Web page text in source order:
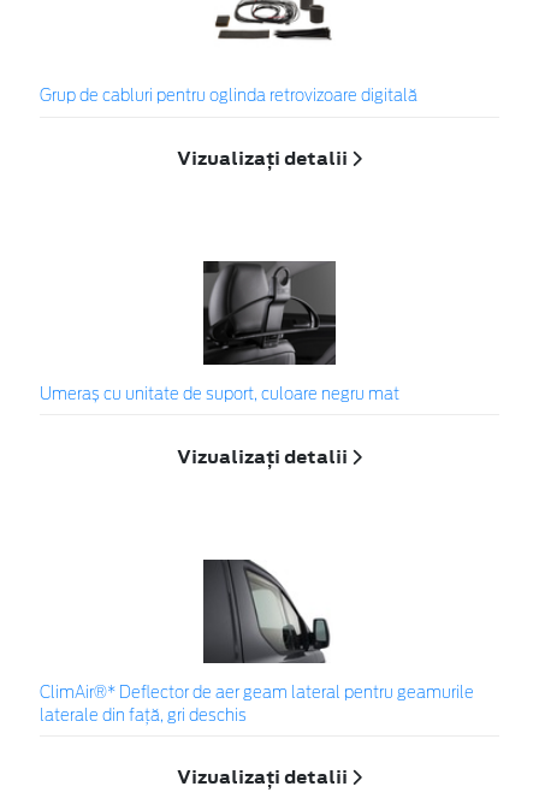
Grup de cabluri pentru oglinda retrovizoare digitală
Vizualizați detalii
Umeraș cu unitate de suport, culoare negru mat
Vizualizați detalii
ClimAir®* Deflector de aer geam lateral pentru geamurile
laterale din faţă, gri deschis
Vizualizați detalii